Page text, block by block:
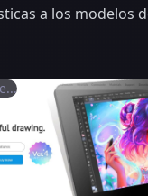
a los modelos